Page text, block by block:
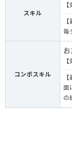
スキル
毎
コンボスキル
面
の